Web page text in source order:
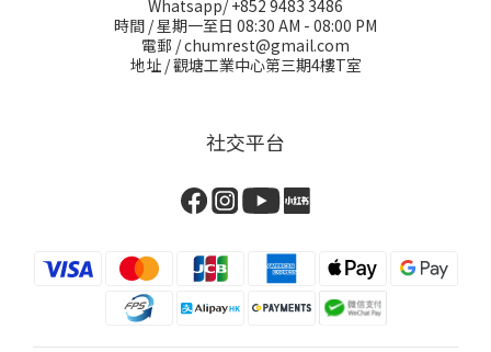
Whatsapp/ +852 9483 3486
時間 / 星期一至日 08:30 AM - 08:00 PM
電郵 / chumrest@gmail.com
地址 / 觀塘工業中心第三期4樓T室
社交平台